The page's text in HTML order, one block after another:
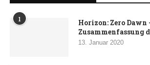
1
Horizon: Zero Dawn
Zusammenfassung
13. Januar 2020